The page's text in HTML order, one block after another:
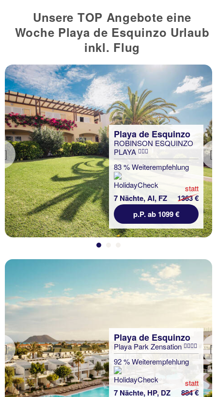
Unsere TOP Angebote eine
Woche Playa de Esquinzo Urlaub
inkl. Flug
Previous
Playa de Esquinzo
ROBINSON ESQUINZO
PLAYA
83 % Weiterempfehlung
7 Nächte, AI, FZ
statt
1363 €
p.P. ab 1099 €
Previous
Playa de Esquinzo
Playa Park Zensation
92 % Weiterempfehlung
7 Nächte, HP, DZ
statt
884 €